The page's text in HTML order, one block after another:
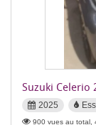
Suzuki Celerio
2025
900 vues au total,